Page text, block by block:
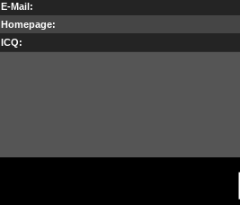
E-Mail:
Homepage:
ICQ: